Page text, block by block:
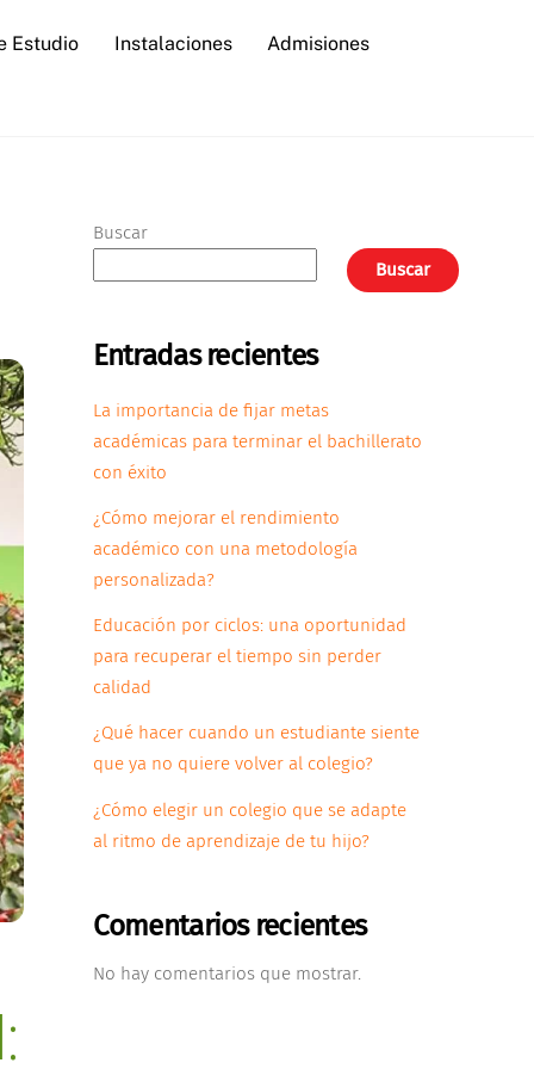
Estudio Instalaciones Admisiones
Buscar
Buscar
Entradas recientes
La importancia de fijar metas
académicas para terminar el bachillerato
con éxito
¿Cómo mejorar el rendimiento
académico con una metodología
personalizada?
Educación por ciclos: una oportunidad
para recuperar el tiempo sin perder
calidad
¿Qué hacer cuando un estudiante siente
que ya no quiere volver al colegio?
¿Cómo elegir un colegio que se adapte
al ritmo de aprendizaje de tu hijo?
Comentarios recientes
No hay comentarios que mostrar.